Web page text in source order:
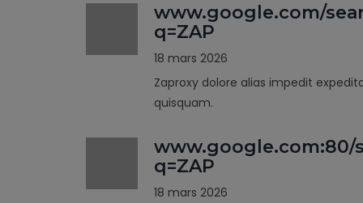
www.google.com/
q=ZAP
18 mars 2026
Zaproxy dolore alias impedit
quisquam.
www.google.com:80/
q=ZAP
18 mars 2026